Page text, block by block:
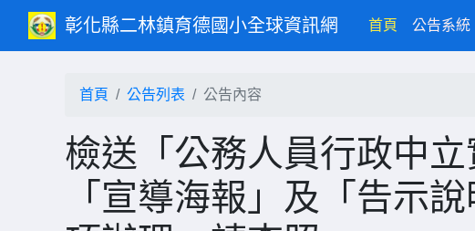
彰化縣二林鎮育德國小全球資訊網 首頁(current)
公告系統
首頁 公告列表 公告內容
檢送「公務人員行政中
「宣導海報」及「告示